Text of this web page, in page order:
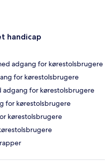
handicap
adgang for kørestolsbrugere
for kørestolsbrugere
adgang for kørestolsbrugere
for kørestolsbrugere
kørestolsbrugere